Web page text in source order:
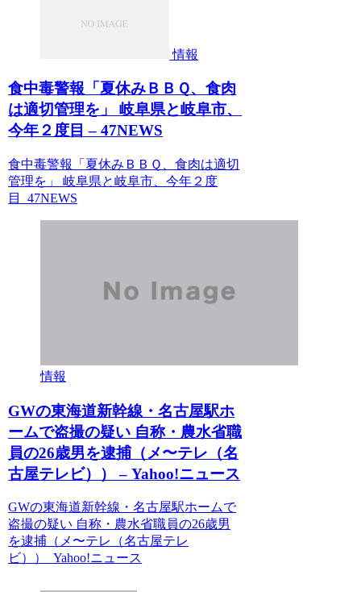
情報
食中毒警報「夏休みＢＢＱ、食肉
は適切管理を」 岐阜県と岐阜市、
今年２度目 – 47NEWS
食中毒警報「夏休みＢＢＱ、食肉は適切
管理を」 岐阜県と岐阜市、今年２度
目 47NEWS
情報
GWの東海道新幹線・名古屋駅ホ
ームで盗撮の疑い 自称・農水省職
員の26歳男を逮捕（メ〜テレ（名
古屋テレビ）） – Yahoo!ニュース
GWの東海道新幹線・名古屋駅ホームで
盗撮の疑い 自称・農水省職員の26歳男
を逮捕（メ〜テレ（名古屋テレ
ビ）） Yahoo!ニュース